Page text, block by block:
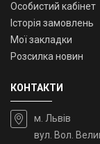
Особистий кабінет
Історія замовлень
Мої закладки
Розсилка новин
КОНТАКТИ
м. Львів
вул. Вол.